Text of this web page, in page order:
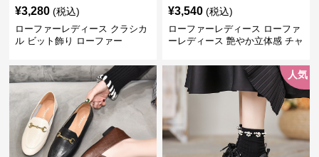
¥3,280 (税込)
ローファーレディース クラシカ
ル ビット飾り ローファー
¥3,540 (税込)
ローファーレディース ローファ
ーレディース 艶やか立体感 チャ
人気